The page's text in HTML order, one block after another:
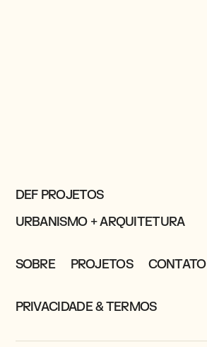
DEF PROJETOS
URBANISMO + ARQUITETURA
SOBRE PROJETOS CONTATO
PRIVACIDADE & TERMOS